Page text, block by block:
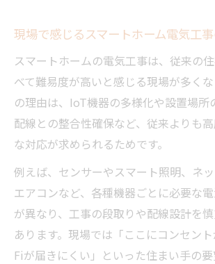
各社規格の違いを電気工事で
法
複雑な配線課題を電気工事専
ネット環境強化と電気工事の
操作性向上へ導く現場電気工
初期設定簡略化を実現する電
IoT機器連携を支える電気工事
ユーザーごとの最適な電気工
現場で感じるスマートホーム電気工
スマートホームの電気工事は、従来の
べて難易度が高いと感じる現場が多く
の理由は、IoT機器の多様化や設置場所
配線との整合性確保など、従来よりも
な対応が求められるためです。
例えば、センサーやスマート照明、ネ
エアコンなど、各種機器ごとに必要な
が異なり、工事の段取りや配線設計を
あります。現場では「ここにコンセン
Fiが届きにくい」といった住まい手の